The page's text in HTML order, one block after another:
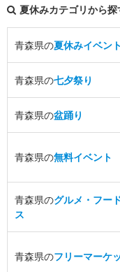
夏休みカテゴリから探
青森県の夏休みイベント
青森県の七夕祭り
青森県の盆踊り
青森県の無料イベント
青森県のグルメ・フー
ス
青森県のフリーマーケ